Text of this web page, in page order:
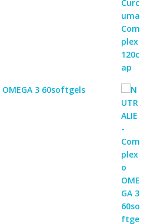
3 60softgels